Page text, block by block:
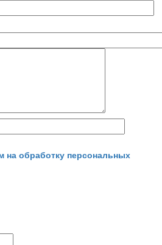
на обработку персональных